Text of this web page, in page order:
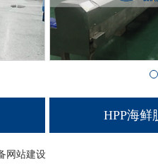
HPP海鲜
网站建设